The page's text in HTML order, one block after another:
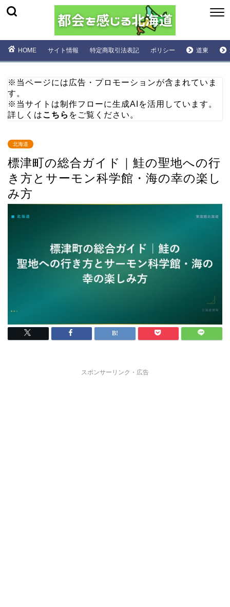
HOME サイト情報 特定商取引法表記 ポリシー 道東
※当ページには広告・プロモーションが含まれていま
す。
※当サイトは制作フローに生成AIを活用しています。
詳しくはこちら をご覧ください。
北海道
標津町の総合ガイド｜鮭の聖地への行
き方とサーモン科学館・海の幸の楽し
み方
スポンサーリンク・広告